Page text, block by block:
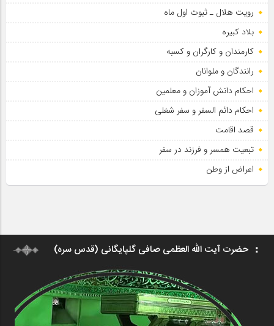
رویت هلال ـ ثبوت اول ماه
بلاد کبیره
کارمندان و کارگران و کسبه
رانندگان و ملوانان
احکام دانش آموزان و معلمین
احکام دائم السفر و سفر شغلی
قصد اقامت
تبعیت همسر و فرزند در سفر
اعراض از وطن
حضرت آیت الله العظمی صافی گلپایگانی (قدس سره)